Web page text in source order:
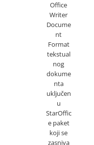
Office
Writer
Docume
nt
Format
tekstual
nog
dokume
nta
uključen
u
StarOffic
e paket
koji se
zasniva